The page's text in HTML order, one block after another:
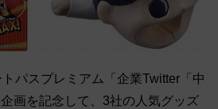
パスプレミアム「企業Twitter「中
画を記念して、3社の人気グッズ